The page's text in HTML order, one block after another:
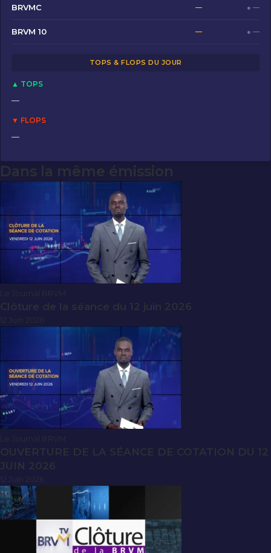
b
o
o
o
n
BRVMC — ● —
BRVM 10 — ● —
TOPS & FLOPS DU JOUR
▲ TOPS
—
▼ FLOPS
—
Dans la même émission
Le Journal BRVM
Clôture de la séance du 12 juin 2026
Le Journal BRVM
OUVERTURE DE LA SÉANCE DE COTATION DU 12
JUIN 2026